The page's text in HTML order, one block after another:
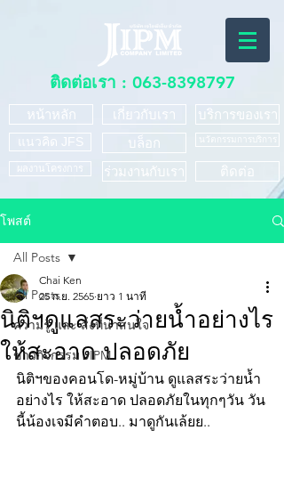
ติดต่อเรา : 063-8398797
หน้าหลัก
แนวคิด JFS
ผลงานโครงการ
เกี่ยวกับเรา
บล็อก
ร่วมงานกับเรา
บริการของเรา
นวัตกรรมการบริการ
ติดต่อ
โพสต์
All Posts
ความรู้ และ สิ่งที่น่าสนใจ
ข่าวกิจกรรม JIPM
All Posts
นิติฯดูแลสระว่ายน้ำอย่างไร
ให้สะอาด ปลอดภัย
Chai Ken
25 ก.ย. 2565 ยาว 1 นาที
นิติฯของคอนโด-หมู่บ้าน ดูแลสระว่ายน้ำ
อย่างไร ให้สะอาด ปลอดภัยในทุกๆวัน วัน
นี้น้องเจมีคำตอบ.. มาดูกันเล้ยย..